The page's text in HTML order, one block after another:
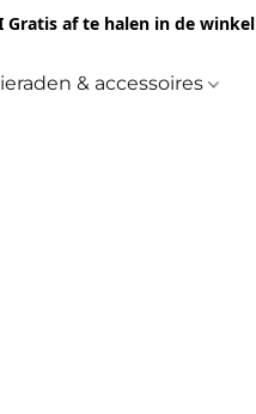
Gratis af te halen in de winkel
& accessoires